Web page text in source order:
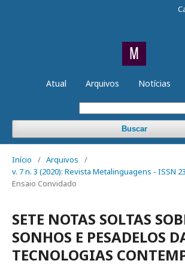
Atual Arquivos Notícias
Buscar
Início / Arquivos
/
v. 7 n. 3 (2020): Revista Metalinguagens - ISSN
Ensaio Convidado
SETE NOTAS SOLTAS
SONHOS E PESADELOS
TECNOLOGIAS